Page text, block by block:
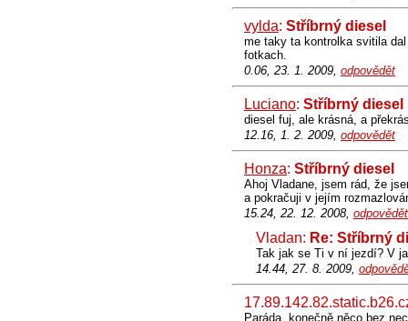
vylda: Stříbrný diesel
me taky ta kontrolka svitila
fotkach.
0.06, 23. 1. 2009, odpovědět
Luciano: Stříbrný diesel
diesel fuj, ale krásná, a
12.16, 1. 2. 2009, odpovědět
Honza: Stříbrný diesel
Ahoj Vladane, jsem rád, že
a pokračuji v jejím
15.24, 22. 12. 2008, odpovědět
Vladan: Re: Stříbrný
Tak jak se Ti v ní jezdí? V
14.44, 27. 8. 2009,
Paráda, konečně něco bez